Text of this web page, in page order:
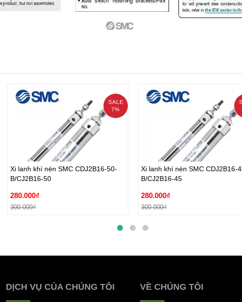
SALE
7%
Xi lanh khí nén SMC CDJ2B16-50-
B/CJ2B16-50
280.000₫
300.000₫
Xi lanh khí nén SMC CDJ2B16-50-
B/CJ2B16-50
280.000₫
Xi lanh khí nén SMC CDJ2B16-
B/CJ2B16-45
280.000₫
300.000₫
Xi lanh khí nén SMC CDJ2B16-
B/CJ2B16-45
280.000₫
DỊCH VỤ CỦA CHÚNG TÔI VỀ CHÚNG TÔI